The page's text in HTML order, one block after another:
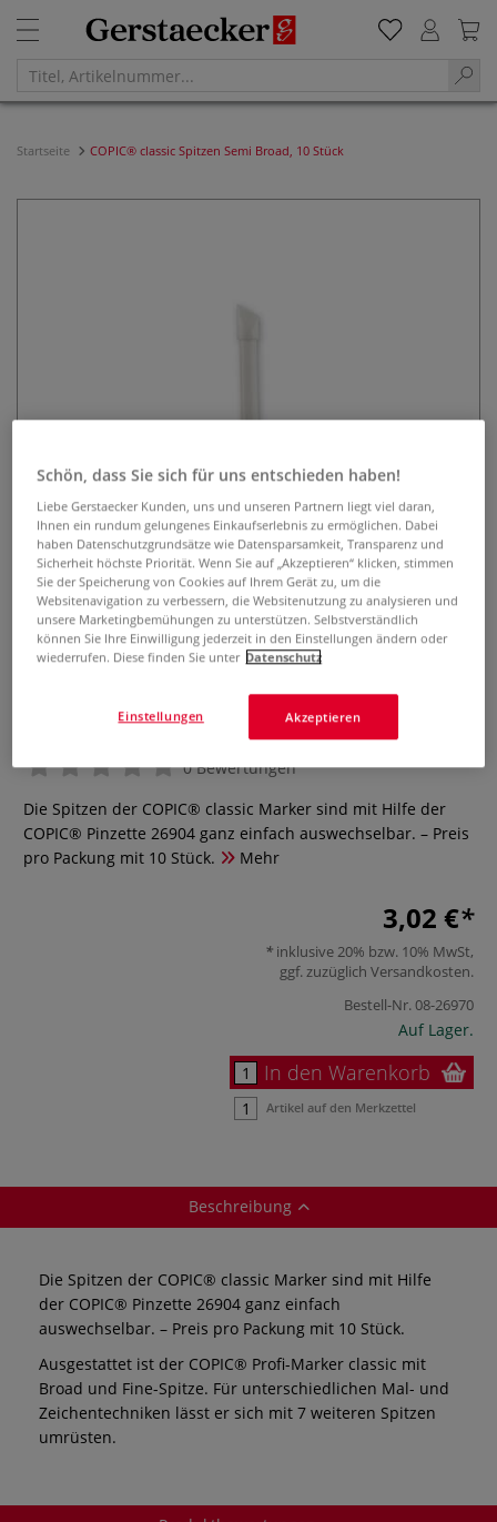
Startseite COPIC® classic Spitzen Semi Broad, 10 Stück
COPIC® classic Spitzen Semi
Broad, 10 Stück
0 Bewertungen
Die Spitzen der COPIC® classic Marker sind mit Hilfe der
COPIC® Pinzette 26904 ganz einfach auswechselbar. – Preis
pro Packung mit 10 Stück.
Mehr
3,02 €
inklusive 20% bzw. 10% MwSt,
ggf. zuzüglich Versandkosten.
Bestell-Nr.08-26970
Auf Lager.
In den Warenkorb
Artikel auf den Merkzettel
Beschreibung
Die Spitzen der COPIC® classic Marker sind mit Hilfe
der COPIC® Pinzette 26904 ganz einfach
auswechselbar. – Preis pro Packung mit 10 Stück.
Ausgestattet ist der COPIC® Profi-Marker classic mit
Broad und Fine-Spitze. Für unterschiedlichen Mal- und
Zeichentechniken lässt er sich mit 7 weiteren Spitzen
umrüsten.
Schön, dass Sie sich für uns entschieden haben!
Liebe Gerstaecker Kunden, uns und unseren Partnern liegt viel daran,
Ihnen ein rundum gelungenes Einkaufserlebnis zu ermöglichen. Dabei
haben Datenschutzgrundsätze wie Datensparsamkeit, Transparenz und
Sicherheit höchste Priorität. Wenn Sie auf „Akzeptieren“ klicken, stimmen
Sie der Speicherung von Cookies auf Ihrem Gerät zu, um die
Websitenavigation zu verbessern, die Websitenutzung zu analysieren und
unsere Marketingbemühungen zu unterstützen. Selbstverständlich
können Sie Ihre Einwilligung jederzeit in den Einstellungen ändern oder
wiederrufen. Diese finden Sie unter Datenschutz
Akzeptieren
Einstellungen